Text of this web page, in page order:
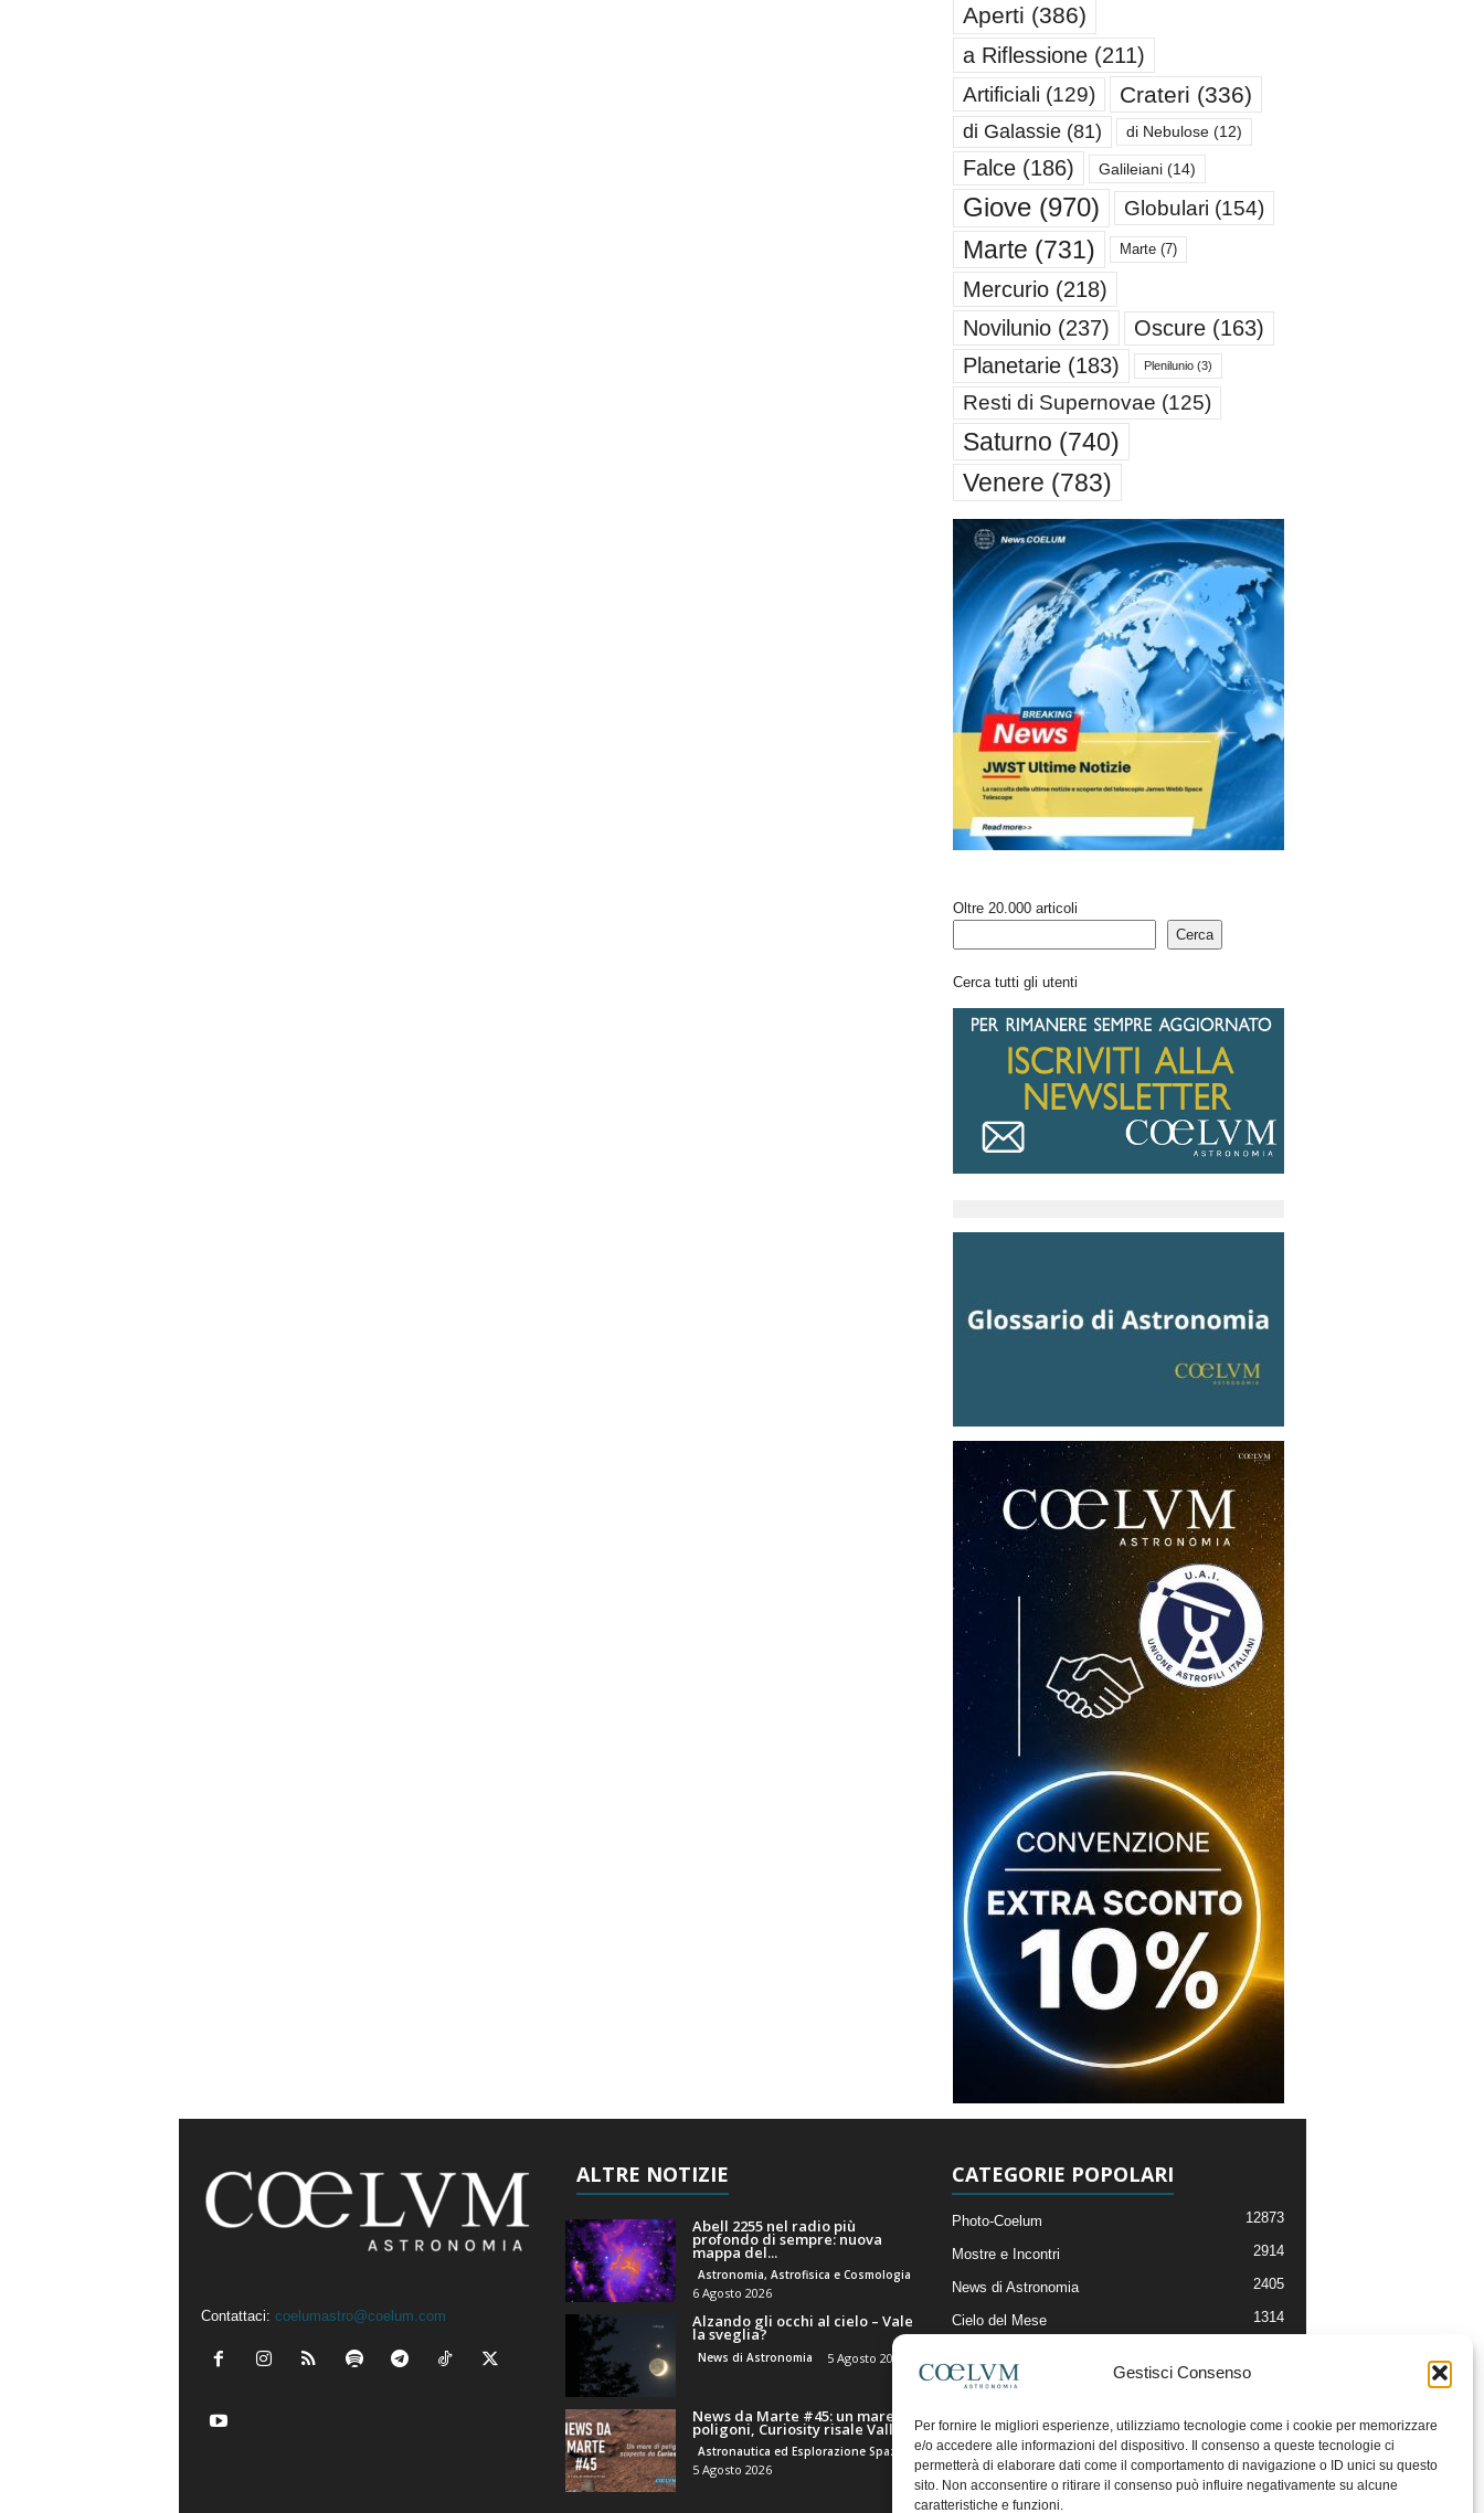
Gestisci Consenso
Per fornire le migliori esperienze, utilizziamo tecnologie come i cookie per memorizzare
e/o accedere alle informazioni del dispositivo. Il consenso a queste tecnologie ci
permetterà di elaborare dati come il comportamento di navigazione o ID unici su questo
sito. Non acconsentire o ritirare il consenso può influire negativamente su alcune
caratteristiche e funzioni.
Aperti (386)
a Riflessione(211)
Artificiali (129) Crateri (336)
di Galassie(81) di Nebulose(12)
Falce(186) Galileiani(14)
Giove(970) Globulari (154)
Marte (731) Marte(7)
Mercurio(218)
Novilunio(237) Oscure(163)
Planetarie(183) Plenilunio(3)
Resti di Supernovae (125)
Saturno (740)
Venere (783)
Oltre 20.000 articoli
Cerca
Cerca tutti gli utenti
Contattaci: coelumastro@coelum.com
ALTRE NOTIZIE
Abell 2255 nel radio più
profondo di sempre: nuova
mappa del...
Astronomia, Astrofisica e Cosmologia
6 Agosto 2026
Alzando gli occhi al cielo – Vale
la sveglia?
News di Astronomia 5 Agosto 2026
News da Marte #45: un mare di
poligoni, Curiosity risale Valle...
5 Agosto 2026
CATEGORIE POPOLARI
Photo-Coelum 12873
Mostre e Incontri 2914
News di Astronomia 2405
Cielo del Mese 1314
Articoli e Risorse On-Line
Il Blog della Redazione